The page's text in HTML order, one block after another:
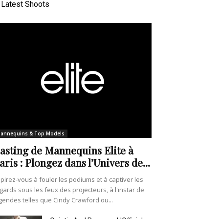
Latest Shoots
& Top Models
de Mannequins Elite à
: Plongez dans l’Univers de...
vous à fouler les podiums et à captiver les
sous les feux des projecteurs, à l'instar de
telles que Cindy Crawford ou...